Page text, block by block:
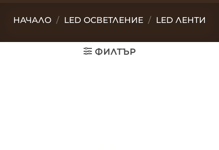
НАЧАЛО / LED ОСВЕТЛЕНИЕ / LED ЛЕНТИ
ФИЛТЪР